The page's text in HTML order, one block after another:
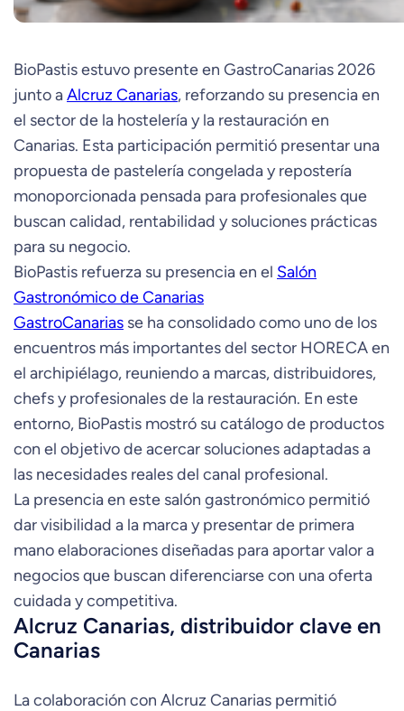
BioPastis estuvo presente en GastroCanarias 2026
junto aAlcruz Canarias, reforzando su presencia en
el sector de la hostelería y la restauración en
Canarias. Esta participación permitió presentar una
propuesta de pastelería congelada y repostería
monoporcionada pensada para profesionales que
buscan calidad, rentabilidad y soluciones prácticas
para su negocio.
BioPastis refuerza su presencia en el Salón
Gastronómico de Canarias
GastroCanarias se ha consolidado como uno de los
encuentros más importantes del sector HORECA en
el archipiélago, reuniendo a marcas, distribuidores,
chefs y profesionales de la restauración. En este
entorno, BioPastis mostró su catálogo de productos
con el objetivo de acercar soluciones adaptadas a
las necesidades reales del canal profesional.
La presencia en este salón gastronómico permitió
dar visibilidad a la marca y presentar de primera
mano elaboraciones diseñadas para aportar valor a
negocios que buscan diferenciarse con una oferta
cuidada y competitiva.
Alcruz Canarias, distribuidor clave en
Canarias
La colaboración con Alcruz Canarias permitió